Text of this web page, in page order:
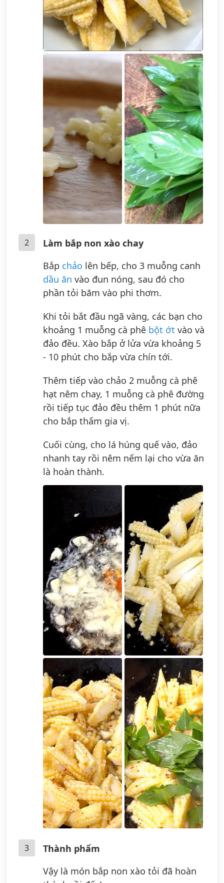
2
Làm bắp non xào chay
Bắp chảo lên bếp, cho 3 muỗng canh
dầu ăn vào đun nóng, sau đó cho
phần tỏi băm vào phi thơm.
Khi tỏi bắt đầu ngã vàng, các bạn cho
khoảng 1 muỗng cà phê bột ớt vào và
đảo đều. Xào bắp ở lửa vừa khoảng 5
- 10 phút cho bắp vừa chín tới.
Thêm tiếp vào chảo 2 muỗng cà phê
hạt nêm chay, 1 muỗng cà phê đường
rồi tiếp tục đảo đều thêm 1 phút nữa
cho bắp thấm gia vị.
Cuối cùng, cho lá húng quế vào, đảo
nhanh tay rồi nêm nếm lại cho vừa ăn
là hoàn thành.
3
Thành phẩm
Vậy là món bắp non xào tỏi đã hoàn